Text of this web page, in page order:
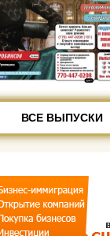
ВСЕ ВЫПУСКИ